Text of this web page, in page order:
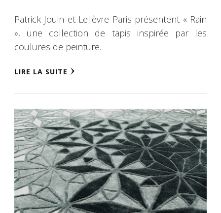
Patrick Jouin et Lelièvre Paris présentent « Rain
», une collection de tapis inspirée par les
coulures de peinture.
LIRE LA SUITE